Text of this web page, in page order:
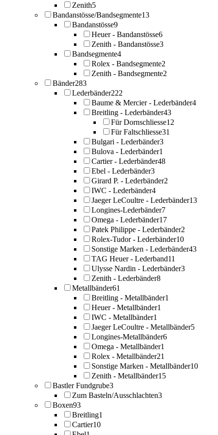
Zenith5
Bandanstösse/Bandsegmente13
Bandanstösse9
Heuer - Bandanstösse6
Zenith - Bandanstösse3
Bandsegmente4
Rolex - Bandsegmente2
Zenith - Bandsegmente2
Bänder283
Lederbänder222
Baume & Mercier - Lederbänder4
Breitling - Lederbänder43
Für Dornschliesse12
Für Faltschliesse31
Bulgari - Lederbänder3
Bulova - Lederbänder1
Cartier - Lederbänder48
Ebel - Lederbänder3
Girard P. - Lederbänder2
IWC - Lederbänder4
Jaeger LeCoultre - Lederbänder13
Longines-Lederbänder7
Omega - Lederbänder17
Patek Philippe - Lederbänder2
Rolex-Tudor - Lederbänder10
Sonstige Marken - Lederbänder43
TAG Heuer - Lederband11
Ulysse Nardin - Lederbänder3
Zenith - Lederbänder8
Metallbänder61
Breitling - Metallbänder1
Heuer - Metallbänder1
IWC - Metallbänder1
Jaeger LeCoultre - Metallbänder5
Longines-Metallbänder6
Omega - Metallbänder1
Rolex - Metallbänder21
Sonstige Marken - Metallbänder10
Zenith - Metallbänder15
Bastler Fundgrube3
Zum Basteln/Ausschlachten3
Boxen93
Breitling1
Cartier10